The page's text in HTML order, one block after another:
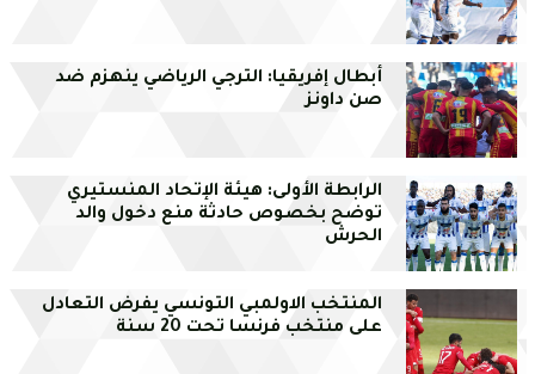
أبطال إفريقيا: الترجي الرياضي ينهزم ضد
صن داونز
الرابطة الأولى: هيئة الإتحاد المنستيري
توضح بخصوص حادثة منع دخول والد
الحرش
المنتخب الاولمبي التونسي يفرض التعادل
على منتخب فرنسا تحت 20 سنة